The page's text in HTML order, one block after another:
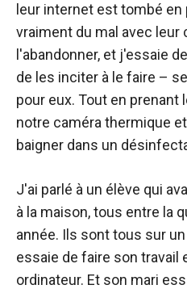
leur internet est tombé en
vraiment du mal avec
l'abandonner, et j'essaie
de les inciter à le faire –
pour eux. Tout en prenant
notre caméra thermique
baigner dans un
J'ai parlé à un élève qui
à la maison, tous entre la
année. Ils sont tous sur
essaie de faire son travail
ordinateur. Et son mari